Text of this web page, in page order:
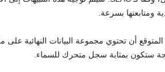
ومتابعتها بسرعة.
أن تحتوي مجموعة البيانات النهائية على
ستكون بمثابة سجل متحرك للسماء.